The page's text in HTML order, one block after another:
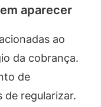
aparecer
ao
da cobrança.
de
de regularizar.